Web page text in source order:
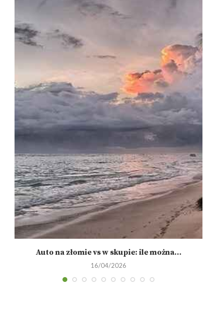
Auto na złomie vs w skupie: ile można...
16/04/2026